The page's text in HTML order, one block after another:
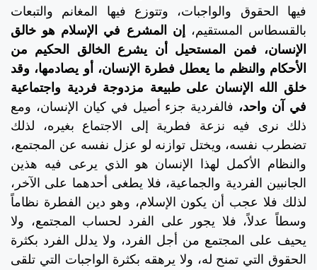
فيها الحقوق والواجبات، وتتوزع فيها المغانم والتبعات
بالقسطاس المستقيم،
إن المشرع في الإسلام هو خالق
الإنسان، فمن المستحيل أن يشرع الخالق الحكيم من
الأحكام والنظم ما يعطل فطرة الإنسان، أو يصادمها، وقد
خلق الله الإنسان على طبيعة مزدوجة فردية واجتماعية
في آن واحد، فالفردية جزء أصيل في كيان الإنسان، ومع
ذلك نرى فيه نزعة فطرية إلى الاجتماع بغيره، لذلك
تضطرب نفسه، ويختل توازنه لو عزل نفسه عن المجتمع،
والنظام الأكمل لهذا الإنسان هو الذي يرعى فيه هذين
الجانبين الفردية والجماعية، فلا يطغى أحدهما على الآخر،
لذلك فلا عجب أن يكون الإسلام، وهو دين الفطرة نظاماً
وسطاً عدلاً، فلا يجور على الفرد لحساب المجتمع، ولا
يحيف على المجتمع من أجل الفرد، ولا يدلل الفرد بكثرة
الحقوق التي تمنح له، ولا يرهقه بكثرة الواجبات التي تلقى